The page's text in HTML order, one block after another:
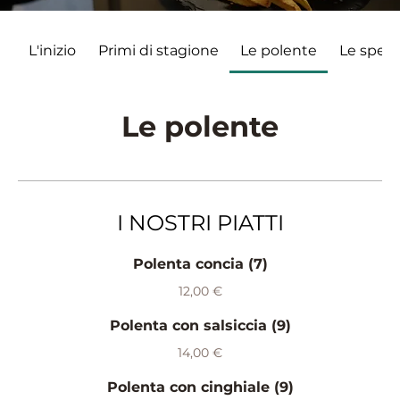
L'inizio Primi di stagione Le polente Le
Le polente
I NOSTRI PIATTI
Polenta concia (7)
12,00 €
Polenta con salsiccia (9)
14,00 €
Polenta con cinghiale (9)